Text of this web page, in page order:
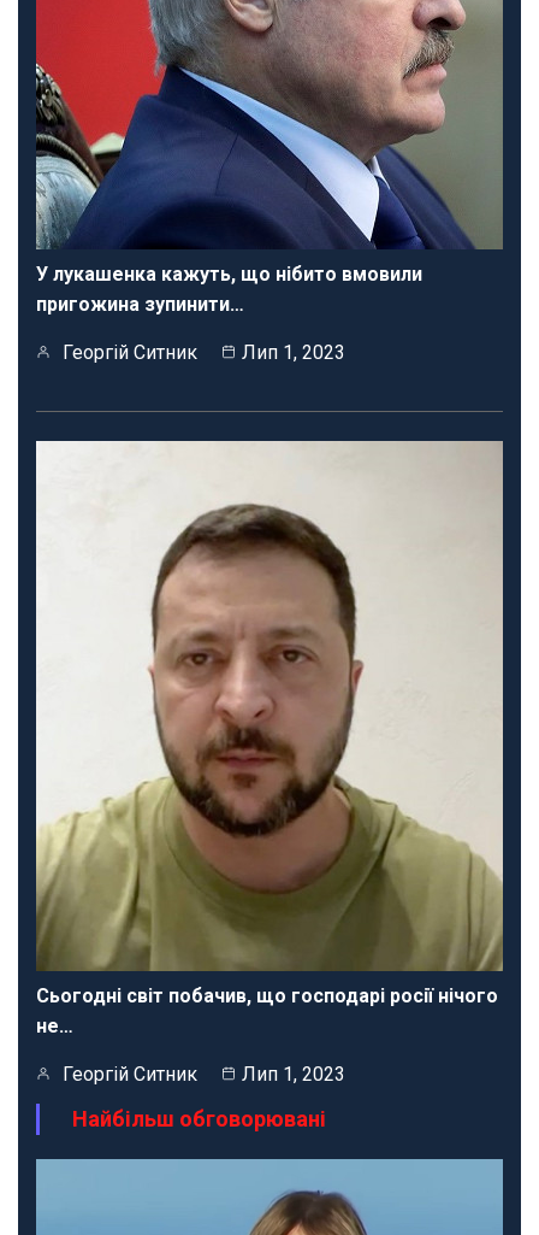
У лукашенка кажуть, що нібито вмовили
пригожина зупинити…
Георгій Ситник Лип 1, 2023
Сьогодні світ побачив, що господарі росії нічого
не…
Георгій Ситник Лип 1, 2023
Найбільш обговорювані